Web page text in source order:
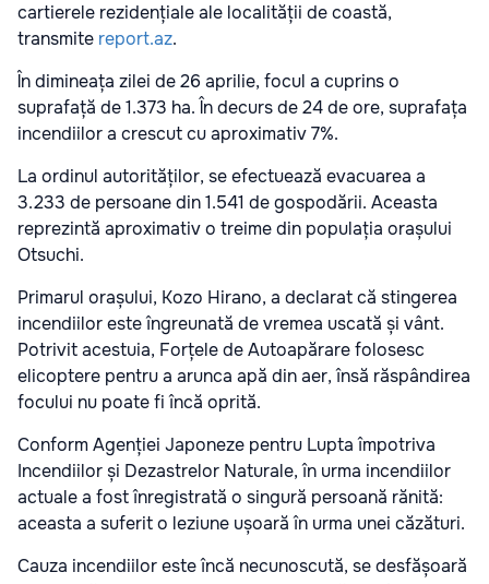
cartierele rezidențiale ale localității de coastă,
transmite report.az.
În dimineața zilei de 26 aprilie, focul a cuprins o
suprafață de 1.373 ha. În decurs de 24 de ore, suprafața
incendiilor a crescut cu aproximativ 7%.
La ordinul autorităților, se efectuează evacuarea a
3.233 de persoane din 1.541 de gospodării. Aceasta
reprezintă aproximativ o treime din populația orașului
Otsuchi.
Primarul orașului, Kozo Hirano, a declarat că stingerea
incendiilor este îngreunată de vremea uscată și vânt.
Potrivit acestuia, Forțele de Autoapărare folosesc
elicoptere pentru a arunca apă din aer, însă răspândirea
focului nu poate fi încă oprită.
Conform Agenției Japoneze pentru Lupta împotriva
Incendiilor și Dezastrelor Naturale, în urma incendiilor
actuale a fost înregistrată o singură persoană rănită:
aceasta a suferit o leziune ușoară în urma unei căzături.
Cauza incendiilor este încă necunoscută, se desfășoară